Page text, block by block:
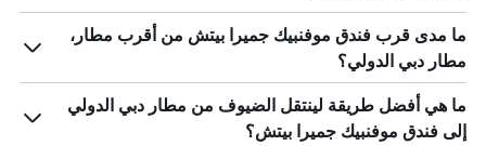
ما مدى قرب فندق موفنبيك جميرا بيتش من أقرب مطار،
مطار دبي الدولي؟
ما هي أفضل طريقة لينتقل الضيوف من مطار دبي الدولي
إلى فندق موفنبيك جميرا بيتش؟